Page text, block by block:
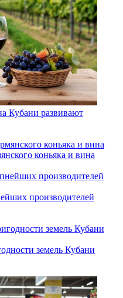
Кубани развивают
коньяка и вина
производителей
земель Кубани